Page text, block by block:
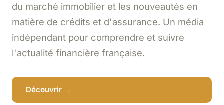
du marché immobilier et les nouveautés en
matière de crédits et d'assurance. Un média
indépendant pour comprendre et suivre
l'actualité financière française.
Découvrir →